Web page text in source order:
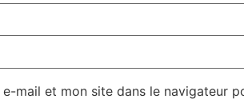
mail et mon site dans le navigateur